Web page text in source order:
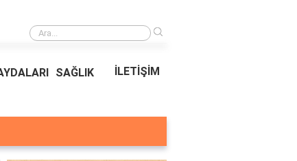
Ödeal Müşteri Hizmetleri
SAĞLIK İLETİŞİM